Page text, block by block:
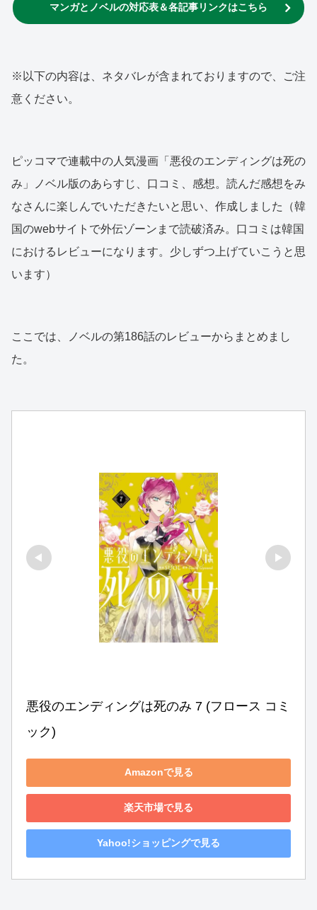
マンガとノベルの対応表＆各記事リンクはこちら
※以下の内容は、ネタバレが含まれておりますので、ご注
意ください。
ピッコマで連載中の人気漫画「悪役のエンディングは死の
み」ノベル版のあらすじ、口コミ、感想。読んだ感想をみ
なさんに楽しんでいただきたいと思い、作成しました（韓
国のwebサイトで外伝ゾーンまで読破済み。口コミは韓国
におけるレビューになります。少しずつ上げていこうと思
います）
ここでは、ノベルの第186話のレビューからまとめまし
た。
悪役のエンディングは死のみ 7 (フロース コミ
ック)
Amazonで見る
楽天市場で見る
Yahoo!ショッピングで見る